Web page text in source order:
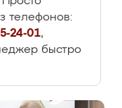
телефонов:
24-01,
быстро